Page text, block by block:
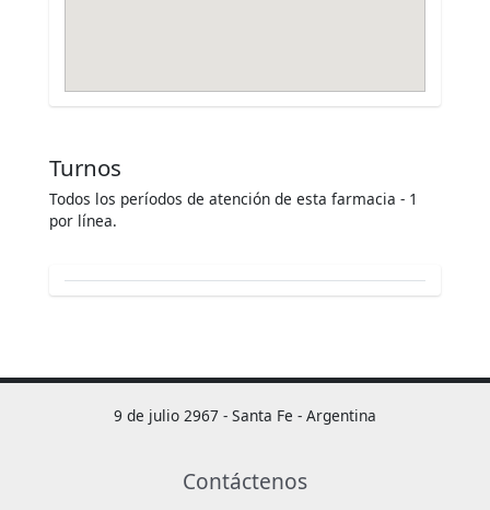
Turnos
Todos los períodos de atención de esta farmacia - 1
por línea.
9 de julio 2967 - Santa Fe - Argentina
Contáctenos